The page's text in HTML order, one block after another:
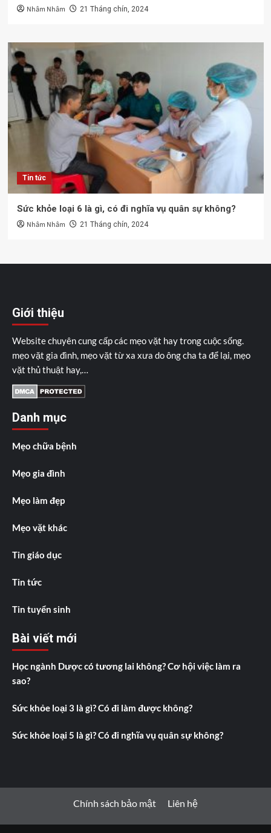
Nhâm Nhâm 21 Tháng chín, 2024
Tin tức
Sức khỏe loại 6 là gì, có đi nghĩa vụ quân sự không?
Nhâm Nhâm 21 Tháng chín, 2024
Giới thiệu
Website chuyên cung cấp các mẹo vặt hay trong cuộc sống.
mẹo vặt gia đình, mẹo vặt từ xa xưa do ông cha ta để lại, mẹo
vặt thủ thuật hay,…
Danh mục
Mẹo chữa bệnh
Mẹo gia đình
Mẹo làm đẹp
Mẹo vặt khác
Tin giáo dục
Tin tức
Tin tuyển sinh
Bài viết mới
Học ngành Dược có tương lai không? Cơ hội việc làm ra
sao?
Sức khỏe loại 3 là gì? Có đi làm được không?
Sức khỏe loại 5 là gì? Có đi nghĩa vụ quân sự không?
Chính sách bảo mật Liên hệ